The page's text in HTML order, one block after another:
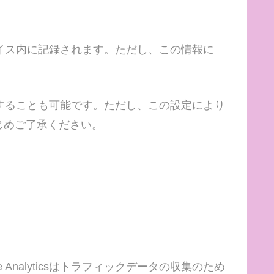
内に記録されます。ただし、この情報に
ことも可能です。ただし、この設定により
ご了承ください。
はトラフィックデータの収集のため